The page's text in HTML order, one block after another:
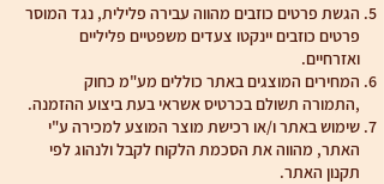
הגשת פרטים כוזבים מהווה עבירה פלילית, נגד המוסר
פרטים כוזבים יינקטו צעדים משפטיים פליליים
ואזרחיים.
המחירים המוצגים באתר כוללים מע"מ כחוק
,התמורה תשולם בכרטיס אשראי בעת ביצוע ההזמנה.
שימוש באתר ו/או רכישת מוצר המוצע למכירה ע"י
האתר, מהווה את הסכמת הלקוח לקבל ולנהוג לפי
תקנון האתר.